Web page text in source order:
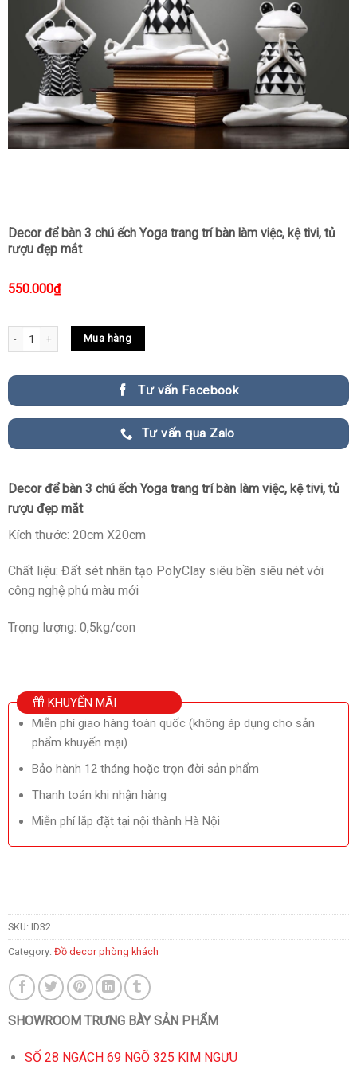
Decor để bàn 3 chú ếch Yoga trang trí bàn làm việc, kệ tivi, tủ
rượu đẹp mắt
550.000₫
Decor để bàn 3 chú ếch Yoga trang trí bàn làm việc, kệ tivi, tủ rượu đẹp mắt
Mua hàng
Tư vấn Facebook
Tư vấn qua Zalo
Decor để bàn 3 chú ếch Yoga trang trí bàn làm việc, kệ tivi, tủ
rượu đẹp mắt
Kích thước: 20cm X20cm
Chất liệu: Đất sét nhân tạo PolyClay siêu bền siêu nét với
công nghệ phủ màu mới
Trọng lượng: 0,5kg/con
KHUYẾN MÃI
Miễn phí giao hàng toàn quốc (không áp dụng cho sản
phẩm khuyến mại)
Bảo hành 12 tháng hoặc trọn đời sản phẩm
Thanh toán khi nhận hàng
Miễn phí lắp đặt tại nội thành Hà Nội
SKU: ID32
Category: Đồ decor phòng khách
SHOWROOM TRƯNG BÀY SẢN PHẨM
SỐ 28 NGÁCH 69 NGÕ 325 KIM NGƯU